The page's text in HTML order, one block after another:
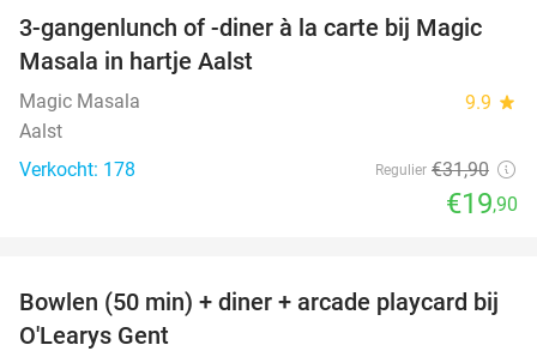
38%
3-gangenlunch of -diner à la carte bij Magic
Masala in hartje Aalst
Magic Masala 9.9 star
Aalst
Verkocht: 178
Regulier €31,90
€19,90
38%
Bowlen (50 min) + diner + arcade playcard bij
O'Learys Gent